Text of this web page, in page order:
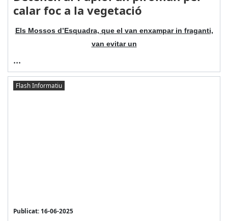
calar foc a la vegetació
Els Mossos d’Esquadra, que el van enxampar in fraganti,
van evitar un
...
Flash Informatiu
Publicat: 16-06-2025